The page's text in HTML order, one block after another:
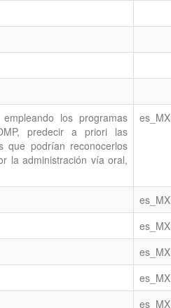
los programas
predecir a priori las
que podrían reconocerlos
la administración vía oral,
es_MX
es_MX
es_MX
es_MX
es_MX
es_MX